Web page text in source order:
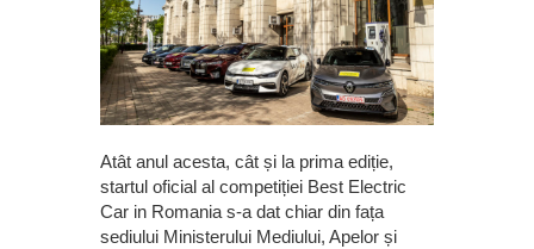
Atât anul acesta, cât și la prima ediție,
startul oficial al competiției Best Electric
Car in Romania s-a dat chiar din fața
sediului Ministerului Mediului, Apelor și